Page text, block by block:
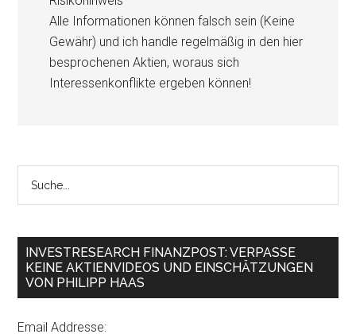
Alle Informationen können falsch sein (Keine
Gewähr) und ich handle regelmäßig in den hier
besprochenen Aktien, woraus sich
Interessenkonflikte ergeben können!
INVESTRESEARCH FINANZPOST: VERPASSE
KEINE AKTIENVIDEOS UND EINSCHÄTZUNGEN
VON PHILIPP HAAS
Email Addresse: